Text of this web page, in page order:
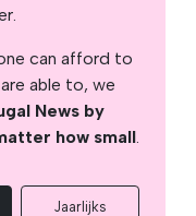
can afford to
able to, we
News by
how small.
Jaarlijks